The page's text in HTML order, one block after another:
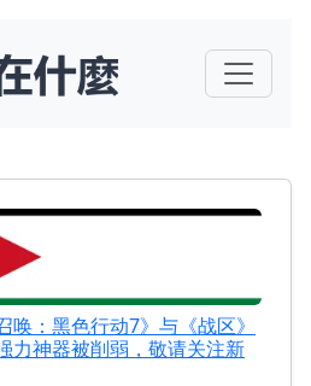
唤：黑色行动7》与《战区》
力神器被削弱，敬请关注新